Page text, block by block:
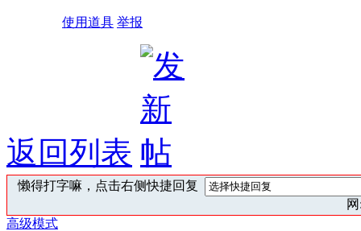
使用道具 举报
返回列表
懒得打字嘛，点击右侧快捷回复
高级模式